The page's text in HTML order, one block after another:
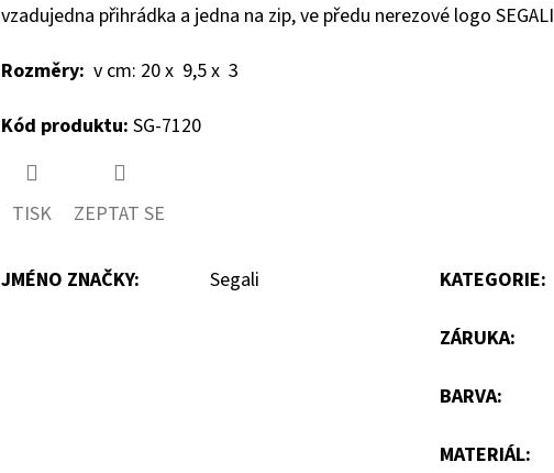
vzadujedna přihrádka a jedna na zip, ve předu nerezové logo SEGALI
Rozměry: v cm: 20 x 9,5 x 3
Kód produktu: SG-7120
TISK ZEPTAT SE
JMÉNO ZNAČKY: Segali KATEGORIE:
ZÁRUKA:
BARVA:
MATERIÁL: